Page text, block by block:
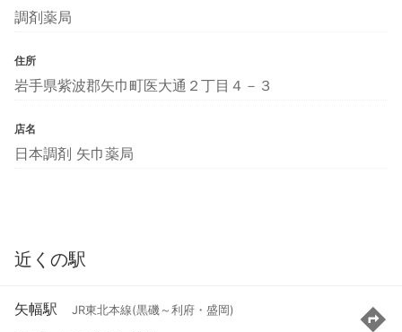
調剤薬局
住所
岩手県紫波郡矢巾町医大通２丁目４－３
店名
日本調剤 矢巾薬局
近くの駅
矢幅駅 JR東北本線(黒磯～利府・盛岡)